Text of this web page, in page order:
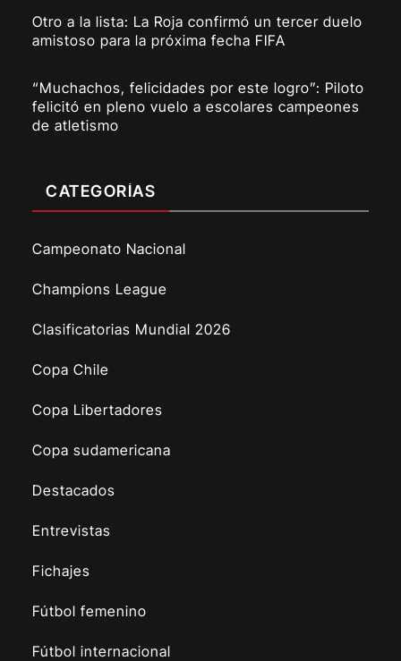
Otro a la lista: La Roja confirmó un tercer duelo
amistoso para la próxima fecha FIFA
“Muchachos, felicidades por este logro”: Piloto
felicitó en pleno vuelo a escolares campeones
de atletismo
CATEGORÍAS
Campeonato Nacional
Champions League
Clasificatorias Mundial 2026
Copa Chile
Copa Libertadores
Copa sudamericana
Destacados
Entrevistas
Fichajes
Fútbol femenino
Fútbol internacional